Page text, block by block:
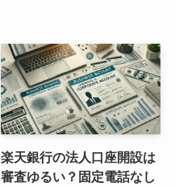
楽天銀行の法人口座開設は
審査ゆるい？固定電話なし